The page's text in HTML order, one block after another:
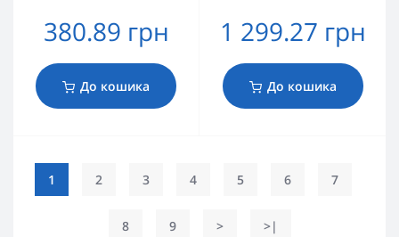
380.89 грн
До кошика
1 299.27 грн
До кошика
1 2 3 4 5 6 7
8 9 > >|